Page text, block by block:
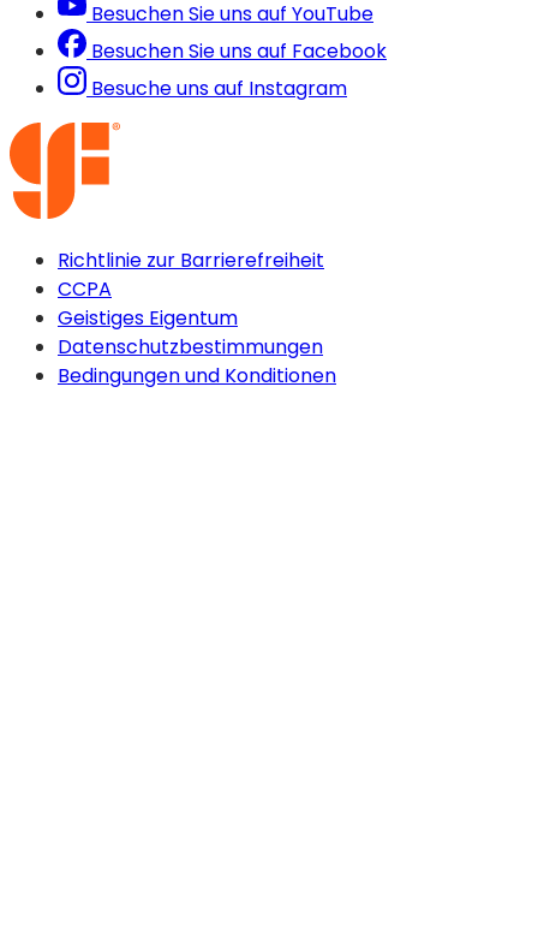
Besuchen Sie uns auf YouTube
Besuchen Sie uns auf Facebook
Besuche uns auf Instagram
Richtlinie zur Barrierefreiheit
CCPA
Geistiges Eigentum
Datenschutzbestimmungen
Bedingungen und Konditionen